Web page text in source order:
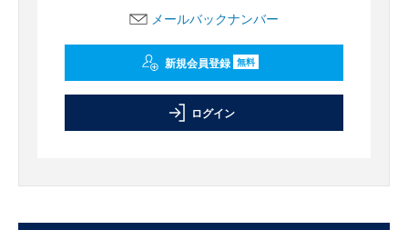
メールバックナンバー
新規会員登録 無料
ログイン